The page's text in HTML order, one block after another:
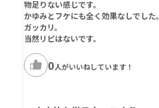
物足りない感じです。
かゆみとフケにも全く効果なしでした。
ガッカリ。
当然リピはないです。
0人がいいねしています！